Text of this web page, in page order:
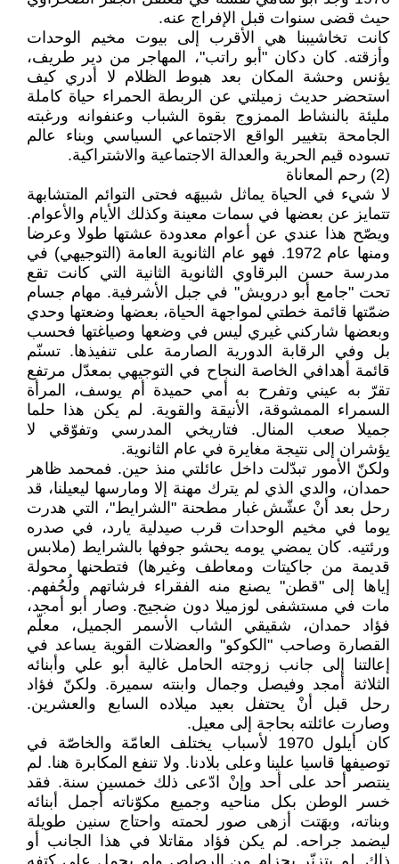
حيث قضى سنوات قبل الإفراج عنه.
كانت تخاشيبنا هي الأقرب إلى بيوت مخيم الوحدات
وأزقته. كان دكان "أبو راتب"، المهاجر من دير طريف،
يؤنس وحشة المكان بعد هبوط الظلام لا أدري كيف
استحضر حديث زميلتي عن الربطة الحمراء حياة كاملة
مليئة بالنشاط الممزوج بقوة الشباب وعنفوانه ورغبته
الجامحة بتغيير الواقع الاجتماعي السياسي وبناء عالم
تسوده قيم الحرية والعدالة الاجتماعية والاشتراكية.
(2) رحم المعاناة
لا شيء في الحياة يماثل شبيهَه فحتى التوائم المتشابهة
تتمايز عن بعضها في سمات معينة وكذلك الأيام والأعوام.
ويصّح هذا عندي عن أعوام معدودة عشتها طولا وعرضا
ومنها عام 1972. فهو عام الثانوية العامة (التوجيهي) في
مدرسة حسن البرقاوي الثانوية الثانية التي كانت تقع
تحت "جامع أبو درويش" في جبل الأشرفية. مهام جسام
ضمّتها قائمة خطتي لمواجهة الحياة، بعضها وضعتها وحدي
وبعضها شاركني غيري ليس في وضعها وصياغتها فحسب
بل وفي الرقابة الدورية الصارمة على تنفيذها. تسنّم
قائمة أهدافي الخاصة النجاح في التوجيهي بمعدّل مرتفع
تقرّ به عيني وتفرح به أمي حميدة أم يوسف، المرأة
السمراء الممشوقة، الأنيقة والقوية. لم يكن هذا حلما
جميلا صعب المنال. فتاريخي المدرسي وتفوّقي لا
يؤشران إلى نتيجة مغايرة في عام الثانوية.
ولكنّ الأمور تبدّلت داخل عائلتي منذ حين. فمحمد ظاهر
حمدان، والدي الذي لم يترك مهنة إلا ومارسها ليعيلنا، قد
رحل بعد أنْ عشّش غبار مطحنة "الشرايط"، التي هدرت
يوما في مخيم الوحدات قرب صيدلية يارد، في صدره
ورئتيه. كان يمضي يومه يحشو جوفها بالشرايط (ملابس
قديمة من جاكيتات ومعاطف وغيرها) فتطحنها محولة
إياها إلى "قطن" يصنع منه الفقراء فرشاتهم ولُحُفهم.
مات في مستشفى لوزميلا دون ضجيج. وصار أبو أمجد،
فؤاد حمدان، شقيقي الشاب الأسمر الجميل، معلّم
القصارة وصاحب "الكوكو" والعضلات القوية يساعد في
إعالتنا إلى جانب زوجته الحامل غالية أبو علي وأبنائه
الثلاثة أمجد وفيصل وجمال وابنته سميرة. ولكنّ فؤاد
رحل قبل أنْ يحتفل بعيد ميلاده السابع والعشرين.
وصارت عائلته بحاجة إلى معيل.
كان أيلول 1970 لأسباب يختلف العامّة والخاصّة في
توصيفها قاسيا علينا وعلى بلادنا. ولا تنفع المكابرة هنا. لم
ينتصر أحد على أحد وإنْ ادّعى ذلك خمسين سنة. فقد
خسر الوطن بكل مناحيه وجميع مكوّناته أجمل أبنائه
وبناته، وبهَتت أزهى صور لحمته واحتاج سنين طويلة
ليضمد جراحه. لم يكن فؤاد مقاتلا في هذا الجانب أو